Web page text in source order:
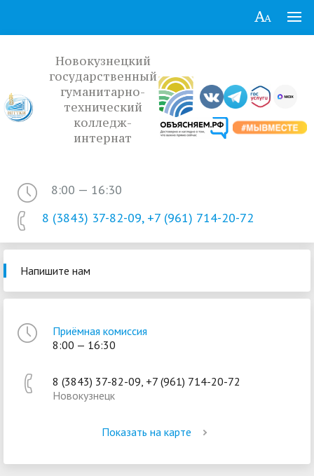
Новокузнецкий
государственный
гуманитарно-
технический
колледж-
интернат
8:00 — 16:30
8 (3843) 37-82-09, +7 (961) 714-20-72
Напишите нам
Приёмная комиссия
8:00 — 16:30
8 (3843) 37-82-09, +7 (961) 714-20-72
Новокузнецк
Показать на карте